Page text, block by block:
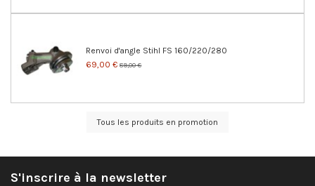
Renvoi d'angle Stihl FS 160/220/280
69,00 € 89,00 €
Tous les produits en promotion
S'inscrire à la newsletter